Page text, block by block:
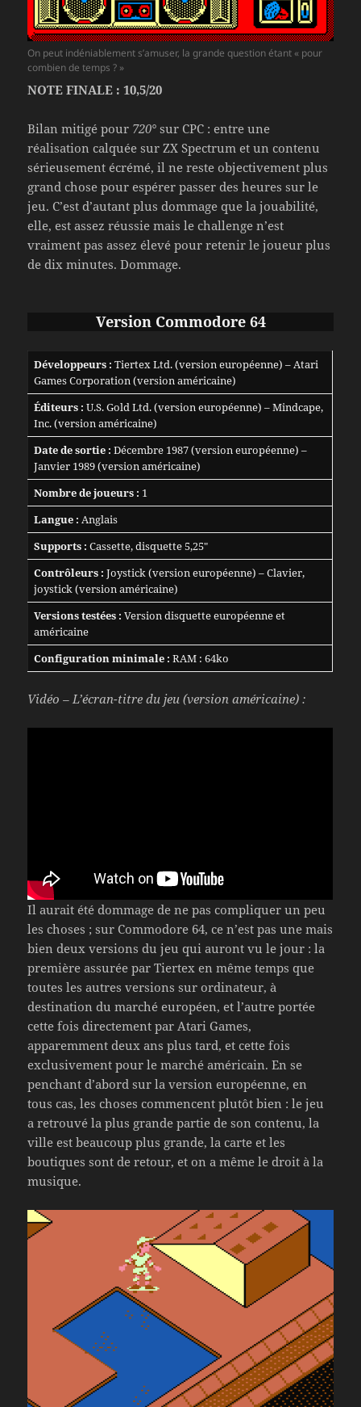
On peut indéniablement s’amuser, la grande question étant « pour
combien de temps ? »
NOTE FINALE : 10,5/20
Bilan mitigé pour 720° sur CPC : entre une
réalisation calquée sur ZX Spectrum et un contenu
sérieusement écrémé, il ne reste objectivement plus
grand chose pour espérer passer des heures sur le
jeu. C’est d’autant plus dommage que la jouabilité,
elle, est assez réussie mais le challenge n’est
vraiment pas assez élevé pour retenir le joueur plus
de dix minutes. Dommage.
Version Commodore 64
Développeurs : Tiertex Ltd. (version européenne) – Atari
Games Corporation (version américaine)
Éditeurs : U.S. Gold Ltd. (version européenne) – Mindcape,
Inc. (version américaine)
Date de sortie : Décembre 1987 (version européenne) –
Janvier 1989 (version américaine)
Nombre de joueurs : 1
Langue : Anglais
Supports : Cassette, disquette 5,25″
Contrôleurs : Joystick (version européenne) – Clavier,
joystick (version américaine)
Versions testées : Version disquette européenne et
américaine
Configuration minimale : RAM : 64ko
Vidéo – L’écran-titre du jeu (version américaine) :
Il aurait été dommage de ne pas compliquer un peu
les choses ; sur Commodore 64, ce n’est pas une mais
bien deux versions du jeu qui auront vu le jour : la
première assurée par Tiertex en même temps que
toutes les autres versions sur ordinateur, à
destination du marché européen, et l’autre portée
cette fois directement par Atari Games,
apparemment deux ans plus tard, et cette fois
exclusivement pour le marché américain. En se
penchant d’abord sur la version européenne, en
tous cas, les choses commencent plutôt bien : le jeu
a retrouvé la plus grande partie de son contenu, la
ville est beaucoup plus grande, la carte et les
boutiques sont de retour, et on a même le droit à la
musique.